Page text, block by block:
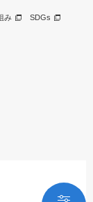
み SDGs